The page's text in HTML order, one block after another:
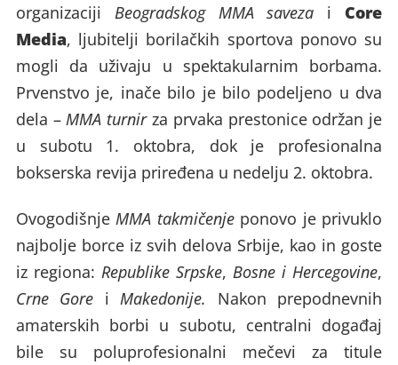
organizaciji Beogradskog MMA saveza i Core
Media, ljubitelji borilačkih sportova ponovo su
mogli da uživaju u spektakularnim borbama.
Prvenstvo je, inače bilo je bilo podeljeno u dva
dela –MMA turnirza prvaka prestonice održan je
u subotu 1. oktobra, dok je profesionalna
bokserska revija priređena u nedelju 2. oktobra.
OvogodišnjeMMA takmičenjeponovo je privuklo
najbolje borce iz svih delova Srbije, kao in goste
iz regiona: Republike Srpske,Bosne i Hercegovine,
Crne Gore iMakedonije. Nakon prepodnevnih
amaterskih borbi u subotu, centralni događaj
bile su poluprofesionalni mečevi za titule